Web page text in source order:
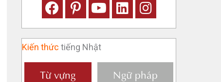
Kiến thức tiếng Nhật
Từ vựng Ngữ pháp